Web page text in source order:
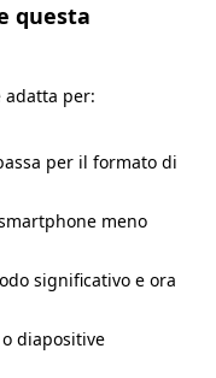
questa
adatta per:
per il formato di
meno
significativo e ora
diapositive